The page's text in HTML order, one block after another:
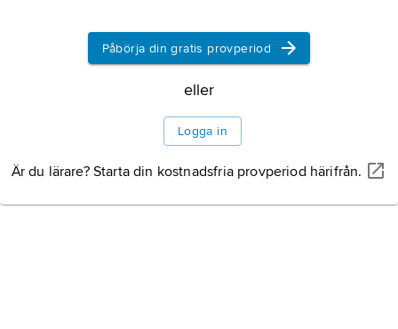
Information om artikeln
Påbörja din gratis provperiod
eller
Logga in
Är du lärare? Starta din kostnadsfria provperiod härifrån.